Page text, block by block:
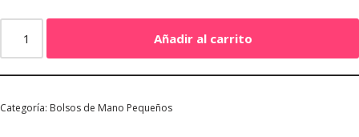
Añadir al carrito
Categoría: Bolsos de Mano Pequeños